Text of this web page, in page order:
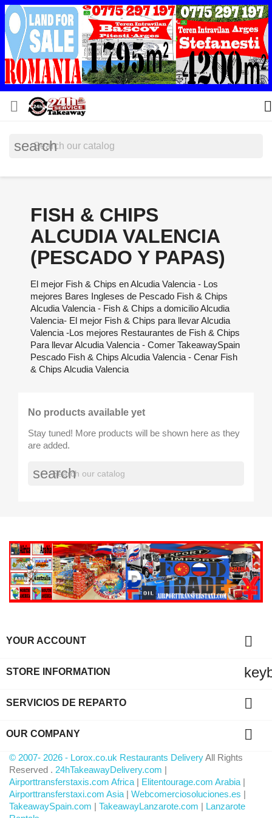
 
search
FISH & CHIPS
ALCUDIA VALENCIA
(PESCADO Y PAPAS)
El mejor Fish & Chips en Alcudia Valencia - Los
mejores Bares Ingleses de Pescado Fish & Chips
Alcudia Valencia - Fish & Chips a domicilio Alcudia
Valencia- El mejor Fish & Chips para llevar Alcudia
Valencia -Los mejores Restaurantes de Fish & Chips
Para llevar Alcudia Valencia - Comer TakeawaySpain
Pescado Fish & Chips Alcudia Valencia - Cenar Fish
& Chips Alcudia Valencia
No products available yet
Stay tuned! More products will be shown here as they
are added.
search
YOUR ACCOUNT 
STORE INFORMATION
SERVICIOS DE REPARTO 
OUR COMPANY 
© 2007- 2026 - Lorox.co.uk Restaurants DeliveryAll Rights
Reserved . 24hTakeawayDelivery.com |
Airporttransferstaxis.com Africa | Elitentourage.com Arabia |
Airporttransferstaxi.com Asia | Webcomerciosoluciones.es |
TakeawaySpain.com | TakeawayLanzarote.com | Lanzarote